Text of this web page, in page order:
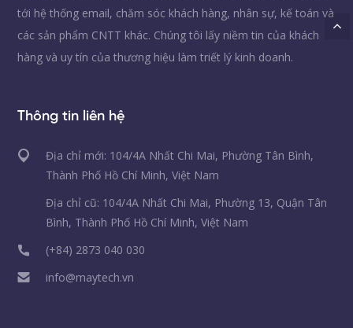
tới hệ thống email, chăm sóc khách hàng, nhân sự, kế toán và
các sản phẩm CNTT khác. Chúng tôi lấy niềm tin của khách
hàng và uy tín của thương hiệu làm triết lý kinh doanh.
Thông tin liên hệ
Địa chỉ mới: 104/4A Nhất Chi Mai, Phường Tân Bình,
Thành Phố Hồ Chí Minh, Việt Nam
Địa chỉ cũ: 104/4A Nhất Chi Mai, Phường 13, Quận Tân
Bình, Thành Phố Hồ Chí Minh, Việt Nam
(+84) 2873 040 030
info@maytech.vn